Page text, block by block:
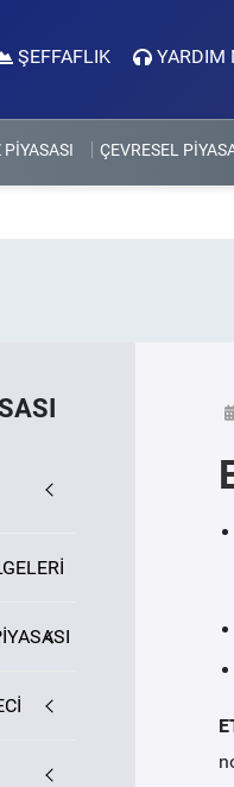
ŞEFFAFLIK YARDIM
ÇEVRESEL